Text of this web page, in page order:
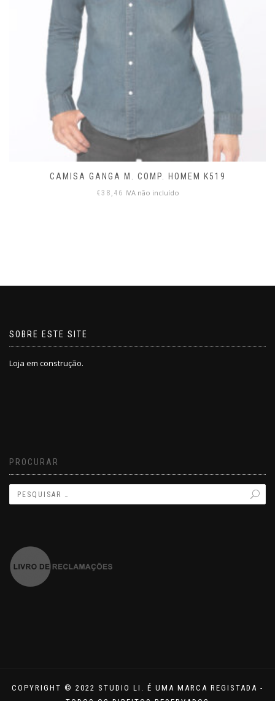
CAMISA GANGA M. COMP. HOMEM K519
€38,46 IVA não incluído
SOBRE ESTE SITE
Loja em construção.
PROCURAR
COPYRIGHT © 2022 STUDIO LI. É UMA MARCA REGISTADA -